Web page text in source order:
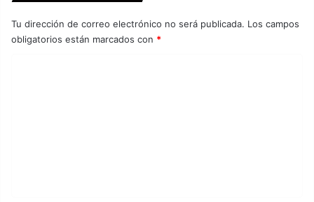
Tu dirección de correo electrónico no será publicada. Los campos
obligatorios están marcados con *